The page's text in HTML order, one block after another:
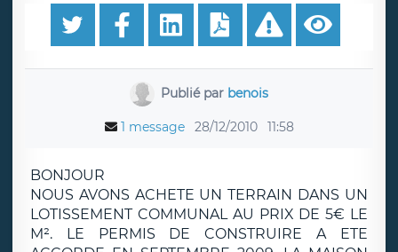
Publié par benois
1 message 28/12/2010 11:58
BONJOUR
NOUS AVONS ACHETE UN TERRAIN DANS UN
LOTISSEMENT COMMUNAL AU PRIX DE 5€ LE
M². LE PERMIS DE CONSTRUIRE A ETE